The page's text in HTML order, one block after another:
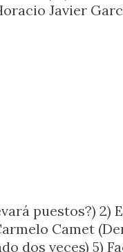
Javier
puestos?) 2)
Camet
dos veces) 5)